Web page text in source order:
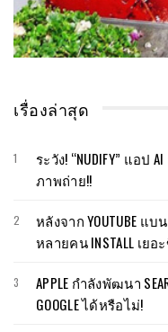
เรื่องล่าสุด
ระวัง! “NUDIFY” แอ
ภาพถ่าย!!
หลังจาก YOUTUBE แบน
หลายคน INSTALL เยอ
APPLE กำลังพัฒนา
GOOGLE ได้หรือไม่!